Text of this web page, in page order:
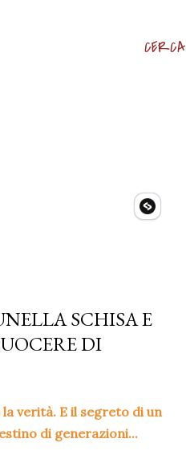
CERCA
SCHISA E
DI
verità. E il segreto di un
di generazioni...